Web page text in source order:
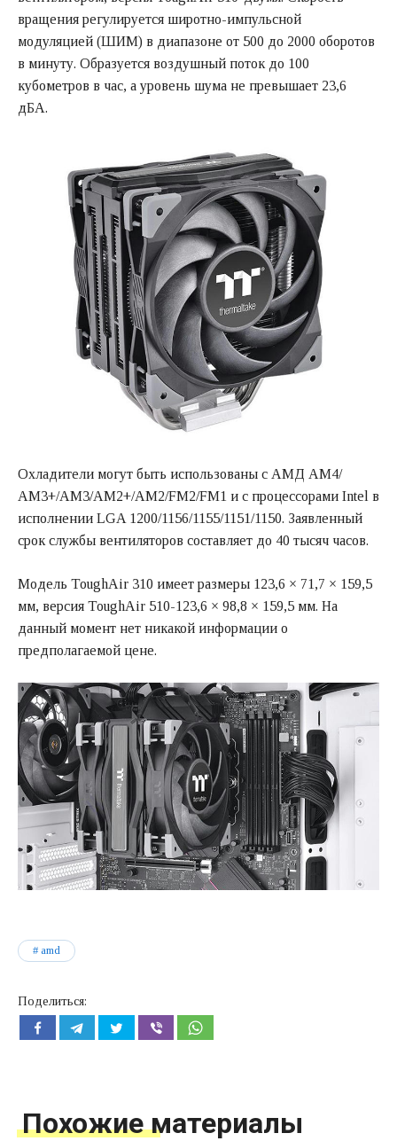
вращения регулируется широтно-импульсной
модуляцией (ШИМ) в диапазоне от 500 до 2000 оборотов
в минуту. Образуется воздушный поток до 100
кубометров в час, а уровень шума не превышает 23,6
дБА.
Охладители могут быть использованы с АМД АМ4/
АМ3+/АМ3/АМ2+/АМ2/FМ2/FM1 и с процессорами Intel в
исполнении LGA 1200/1156/1155/1151/1150. Заявленный
срок службы вентиляторов составляет до 40 тысяч часов.
Модель ToughAir 310 имеет размеры 123,6 × 71,7 × 159,5
мм, версия ToughAir 510-123,6 × 98,8 × 159,5 мм. На
данный момент нет никакой информации о
предполагаемой цене.
amd
Поделиться:
Похожие материалы